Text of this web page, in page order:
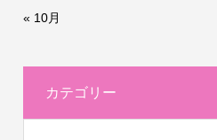
« 10月
カテゴリー